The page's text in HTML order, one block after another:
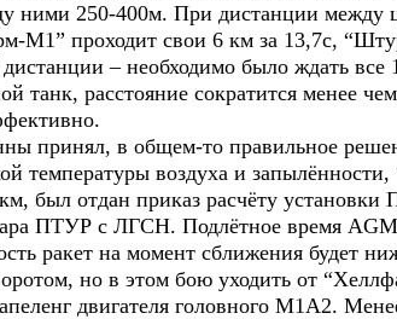
ними 250-400м. При дистанции между
М1” проходит свои 6 км за 13,7с,
дистанции – необходимо было ждать все
танк, расстояние сократится менее
принял, в общем-то правильное
температуры воздуха и
был отдан приказ расчёту
ПТУР с ЛГСН. Подлётное время
ракет на момент сближения будет
но в этом бою уходить от
двигателя головного М1А2.